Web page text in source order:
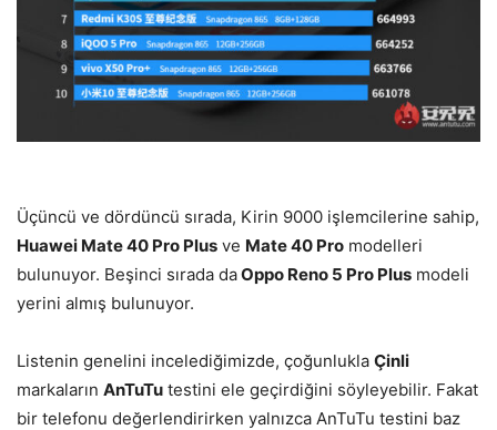
Üçüncü ve dördüncü sırada, Kirin 9000 işlemcilerine sahip,
Huawei Mate 40 Pro Plus ve Mate 40 Pro modelleri
bulunuyor. Beşinci sırada daOppo Reno 5 Pro Plus modeli
yerini almış bulunuyo­r.
Listenin genelini incelediğimizde, çoğunlukla Çinli
markaların AnTuTu testini ele geçirdiğini söyleyebili­r. Fakat
bir telefonu değerlendirirken yalnızca AnTuTu testini baz